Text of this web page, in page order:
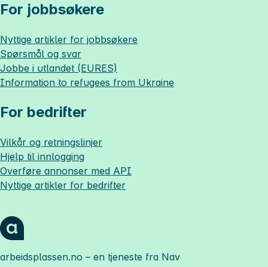
For jobbsøkere
Nyttige artikler for jobbsøkere
Spørsmål og svar
Jobbe i utlandet (EURES)
Information to refugees from Ukraine
For bedrifter
Vilkår og retningslinjer
Hjelp til innlogging
Overføre annonser med API
Nyttige artikler for bedrifter
arbeidsplassen.no – en tjeneste fra Nav